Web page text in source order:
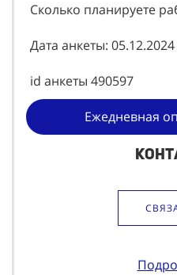
Сколько планируете
Дата анкеты:
id анкеты 490597
Ежедневная